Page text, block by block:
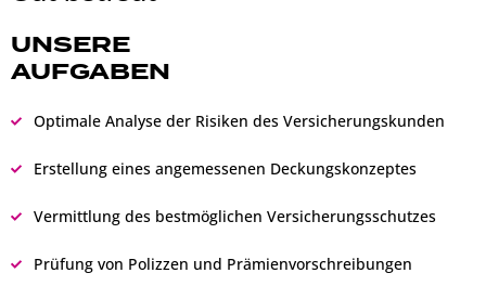
UNSERE
AUFGABEN
Optimale Analyse der Risiken des Versicherungskunden
Erstellung eines angemessenen Deckungskonzeptes
Vermittlung des bestmöglichen Versicherungsschutzes
Prüfung von Polizzen und Prämienvorschreibungen